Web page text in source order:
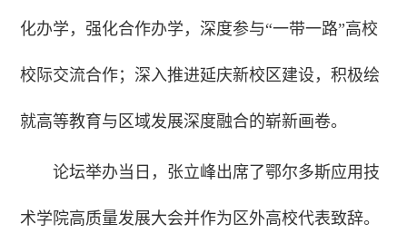
化办学，强化合作办学，深度参与“一带一路”高校
校际交流合作；深入推进延庆新校区建设，积极绘
就高等教育与区域发展深度融合的崭新画卷。
论坛举办当日，张立峰出席了鄂尔多斯应用技
术学院高质量发展大会并作为区外高校代表致辞。